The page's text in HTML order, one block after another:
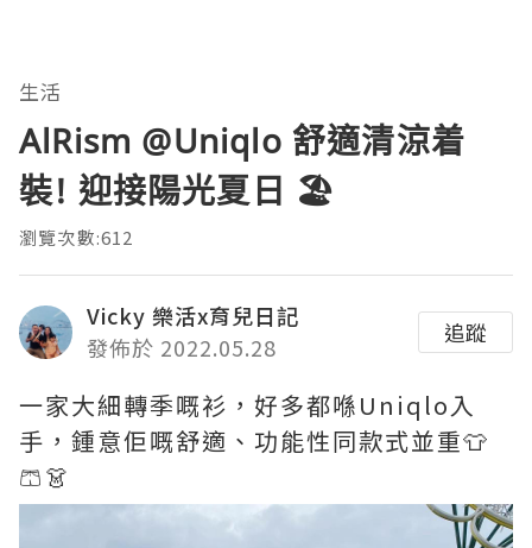
生活
AlRism @Uniqlo 舒適清涼着
裝! 迎接陽光夏日 🏖
瀏覽次數:612
Vicky 樂活x育兒日記
發佈於 2022.05.28
追蹤
一家大細轉季嘅衫，好多都喺Uniqlo入
手，鍾意佢嘅舒適、功能性同款式並重👕
🩳👗